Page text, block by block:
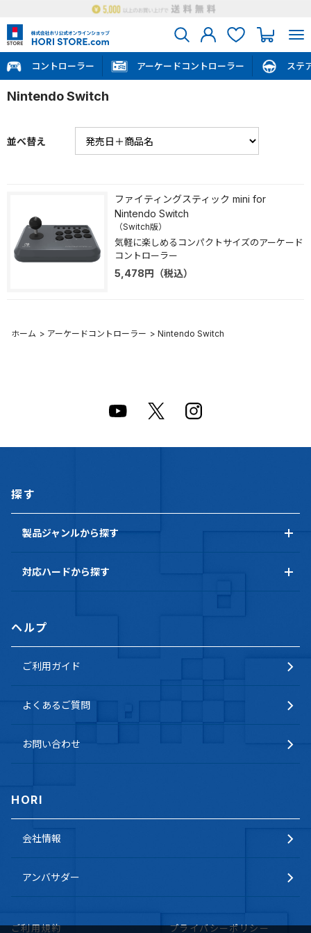
コントローラー アーケードコントローラー ステ
Nintendo Switch
並べ替え
ファイティングスティック mini for
Nintendo Switch
（Switch版）
気軽に楽しめるコンパクトサイズのアーケード
コントローラー
5,478円 （税込）
ホーム > アーケードコントローラー > Nintendo Switch
探す
製品ジャンルから探す
対応ハードから探す
ヘルプ
ご利用ガイド
よくあるご質問
お問い合わせ
HORI
会社情報
アンバサダー
ご利用規約 プライバシーポリシー